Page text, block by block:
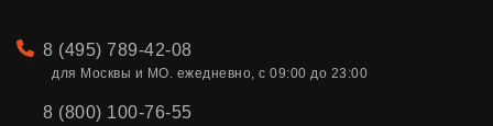
Телефон
8 (495) 789-42-08
для Москвы и МО. ежедневно, с 09:00 до 23:00
8 (800) 100-76-55